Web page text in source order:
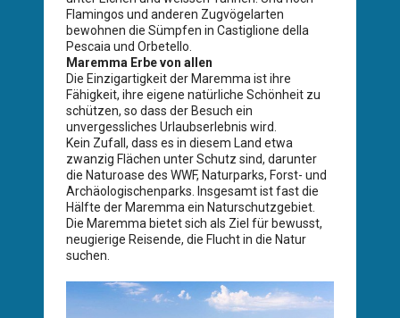
Flamingos und anderen Zugvögelarten
bewohnen die Sümpfen in Castiglione della
Pescaia und Orbetello.
Maremma Erbe von allen
Die Einzigartigkeit der Maremma ist ihre
Fähigkeit, ihre eigene natürliche Schönheit zu
schützen, so dass der Besuch ein
unvergessliches Urlaubserlebnis wird.
Kein Zufall, dass es in diesem Land etwa
zwanzig Flächen unter Schutz sind, darunter
die Naturoase des WWF, Naturparks, Forst- und
Archäologischenparks. Insgesamt ist fast die
Hälfte der Maremma ein Naturschutzgebiet.
Die Maremma bietet sich als Ziel für bewusst,
neugierige Reisende, die Flucht in die Natur
suchen.